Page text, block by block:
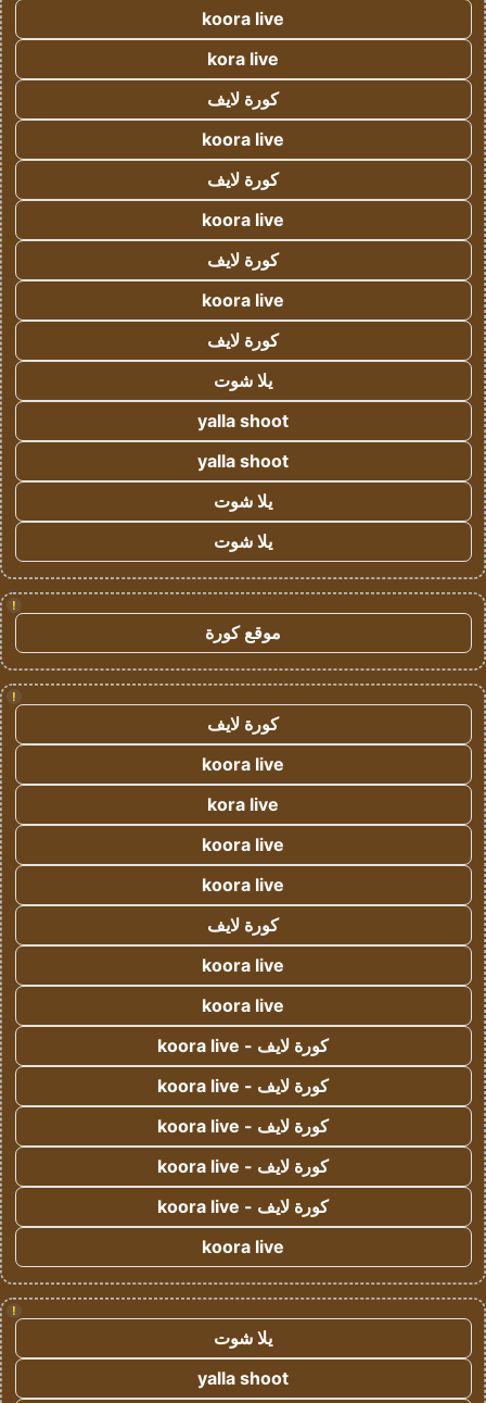
koora live
kora live
كورة لايف
koora live
كورة لايف
koora live
كورة لايف
koora live
كورة لايف
يلا شوت
yalla shoot
yalla shoot
يلا شوت
يلا شوت
!
موقع كورة
!
كورة لايف
koora live
kora live
koora live
koora live
كورة لايف
koora live
koora live
كورة لايف - koora live
كورة لايف - koora live
كورة لايف - koora live
كورة لايف - koora live
كورة لايف - koora live
koora live
!
يلا شوت
yalla shoot